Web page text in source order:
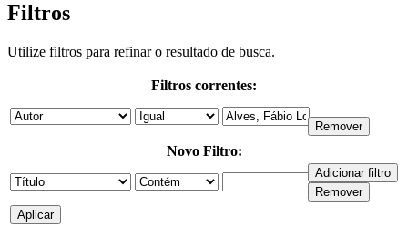
Filtros
Utilize filtros para refinar o resultado de busca.
Filtros correntes:
Novo Filtro: